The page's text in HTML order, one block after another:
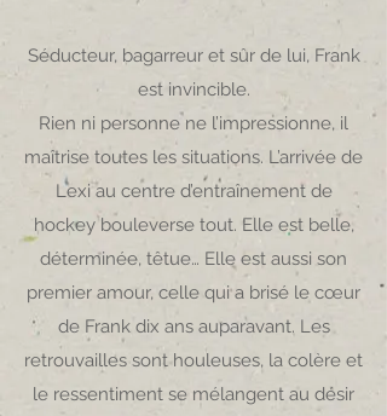
Séducteur, bagarreur et sûr de lui, Frank
est invincible.
Rien ni personne ne l’impressionne, il
maîtrise toutes les situations. L’arrivée de
Lexi au centre d’entraînement de
hockey bouleverse tout. Elle est belle,
déterminée, têtue… Elle est aussi son
premier amour, celle qui a brisé le cœur
de Frank dix ans auparavant. Les
retrouvailles sont houleuses, la colère et
le ressentiment se mélangent au désir